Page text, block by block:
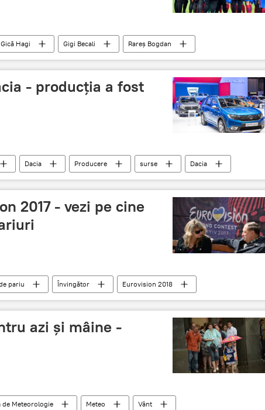
Gică Hagi Gigi Becali
Rareș Bogdan
Gigi Becali echipă
Jignire
- producția a fost
Dacia Producere surse
Dacia
2017 - vezi pe cine
pariu Învingător
Eurovision 2018
azi și mâine -
Meteorologie Meteo
Vânt